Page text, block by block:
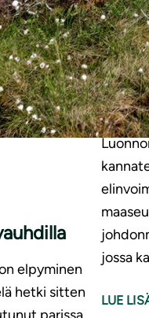
elpyminen
hetki sitten
jossa
LUE